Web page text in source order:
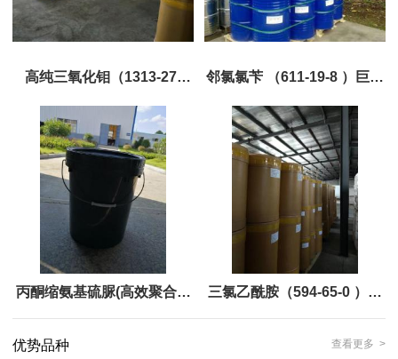
高纯三氧化钼（1313-27-
5;11098-99-0）巨胜主打，
现货优势供应
邻氯氯苄 （611-19-8 ）巨胜
主打，现货优势供应
丙酮缩氨基硫脲(高效聚合终 三氯乙酰胺（594-65-0 ）巨
优势品种
查看更多 >